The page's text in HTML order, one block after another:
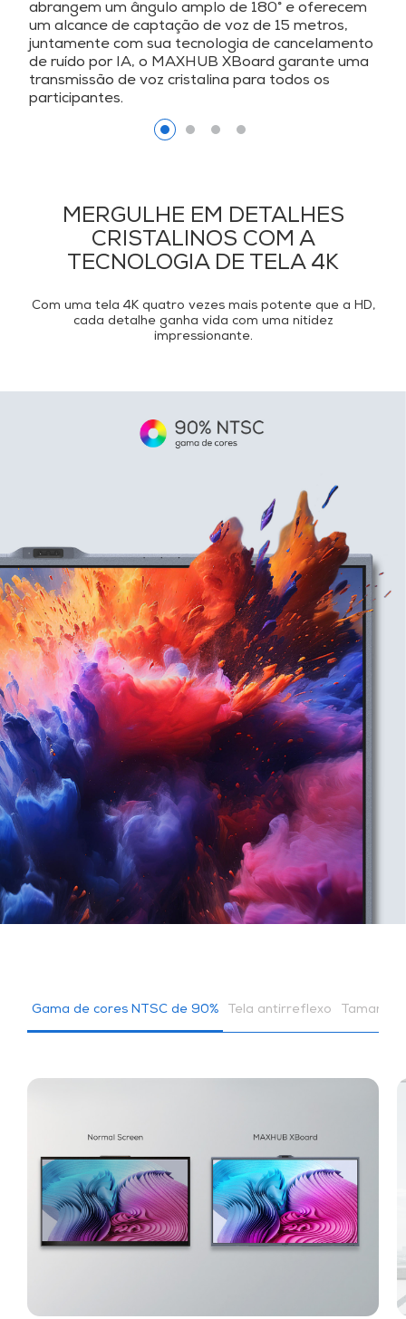
abrangem um ângulo amplo de 180° e oferecem
um alcance de captação de voz de 15 metros,
juntamente com sua tecnologia de cancelamento
de ruído por IA, o MAXHUB XBoard garante uma
transmissão de voz cristalina para todos os
participantes.
MERGULHE EM DETALHES
CRISTALINOS COM A
TECNOLOGIA DE TELA 4K
Com uma tela 4K quatro vezes mais potente que a HD,
cada detalhe ganha vida com uma nitidez
impressionante.
Gama de cores NTSC de 90% Tela antirreflexo